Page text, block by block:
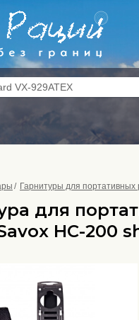
Гарнитуры для портативных
для
HC-200